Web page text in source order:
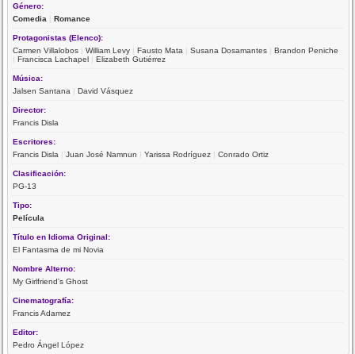
Género:
Comedia |Romance
Protagonistas (Elenco):
Carmen Villalobos |William Levy |Fausto Mata |Susana Dosamantes |Brandon Peniche
|Francisca Lachapel |Elizabeth Gutiérrez
Música:
Jalsen Santana |David Vásquez
Director:
Francis Disla
Escritores:
Francis Disla |Juan José Namnun |Yarissa Rodríguez |Conrado Ortiz
Clasificación:
PG-13
Tipo:
Película
Título en Idioma Original:
El Fantasma de mi Novia
Nombre Alterno:
My Girlfriend's Ghost
Cinematografía:
Francis Adamez
Editor:
Pedro Ángel López